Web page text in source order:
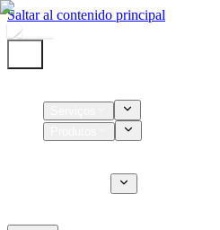
Saltar al contenido principal